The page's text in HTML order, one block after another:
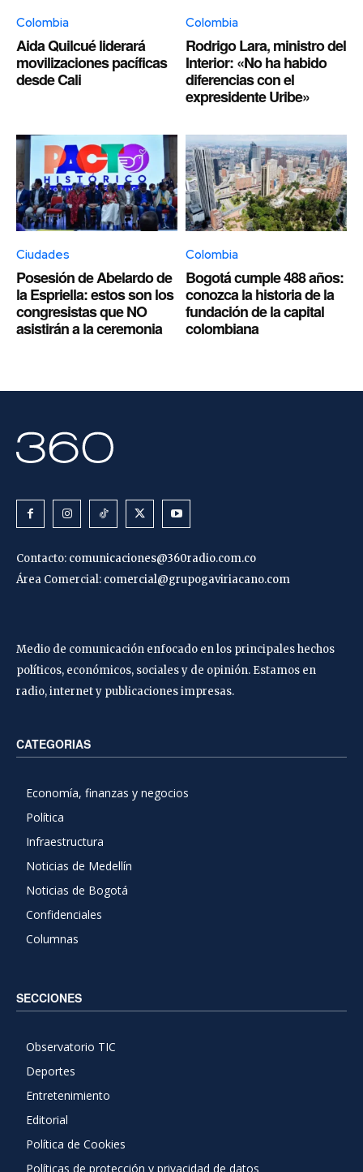
Colombia
Aida Quilcué liderará
movilizaciones pacíficas
desde Cali
Colombia
Rodrigo Lara, ministro del
Interior: «No ha habido
diferencias con el
expresidente Uribe»
Ciudades
Posesión de Abelardo de
la Espriella: estos son los
congresistas que NO
asistirán a la ceremonia
Colombia
Bogotá cumple 488 años:
conozca la historia de la
fundación de la capital
colombiana
Contacto: comunicaciones@360radio.com.co
Área Comercial: comercial@grupogaviriacano.com
Medio de comunicación enfocado en los principales hechos
políticos, económicos, sociales y de opinión. Estamos en
radio, internet y publicaciones impresas.
CATEGORIAS
Economía, finanzas y negocios
Política
Infraestructura
Noticias de Medellín
Noticias de Bogotá
Confidenciales
Columnas
SECCIONES
Observatorio TIC
Deportes
Entretenimiento
Editorial
Política de Cookies
Políticas de protección y privacidad de datos